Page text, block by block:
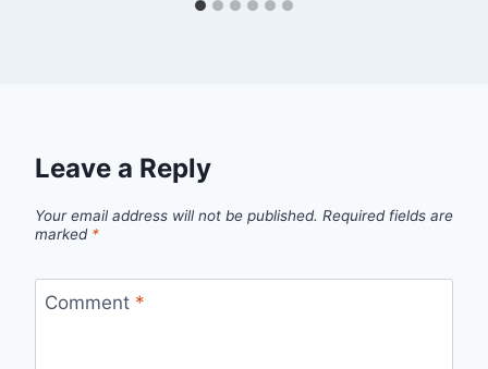
Leave a Reply
Your email address will not be published. Required fields are
marked *
Comment *